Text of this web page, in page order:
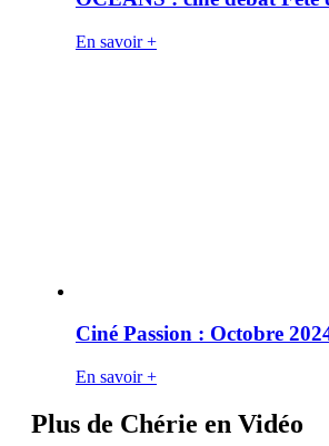
En savoir +
Ciné Passion : Octobre
En savoir +
Plus de Chérie en Vidéo